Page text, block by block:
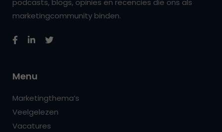
podcasts, blogs, opinies en recencies die ons als
marketingcommunity binden.
Menu
Marketingthema’s
Veelgelezen
Vacatures